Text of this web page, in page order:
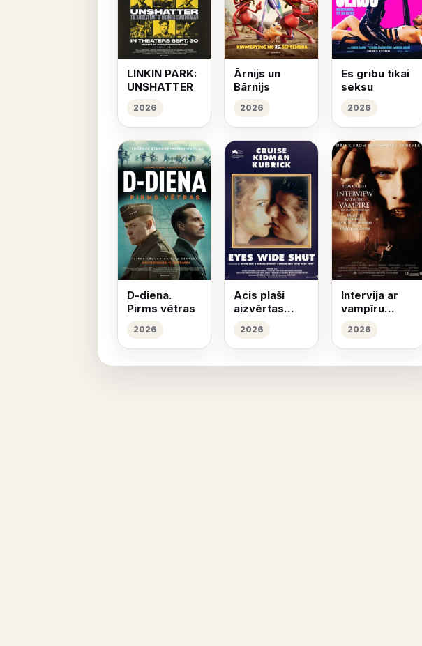
LINKIN PARK:
UNSHATTER
2026
Ārnijs un
Bārnijs
2026
Es gribu tikai
seksu
2026
D-diena.
Pirms vētras
2026
Acis plaši
aizvērtas
2026
Intervija ar
vampīru
2026